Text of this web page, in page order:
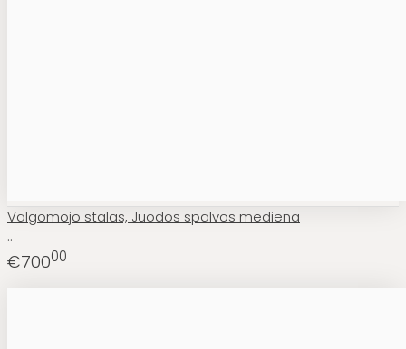
Valgomojo stalas, Juodos spalvos mediena
..
€70000